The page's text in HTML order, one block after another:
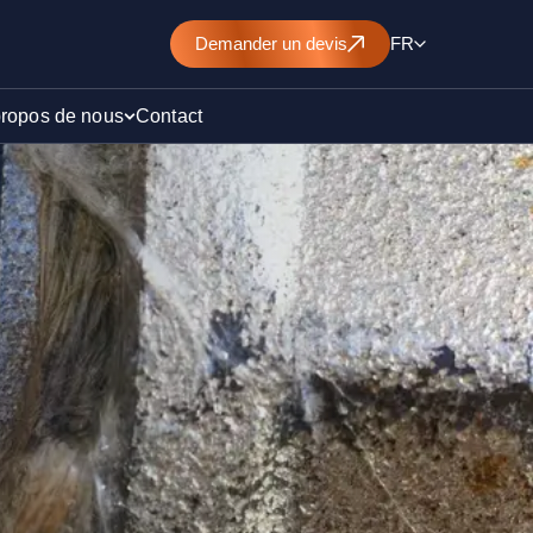
Demander un devis FR
de
de nous Contact